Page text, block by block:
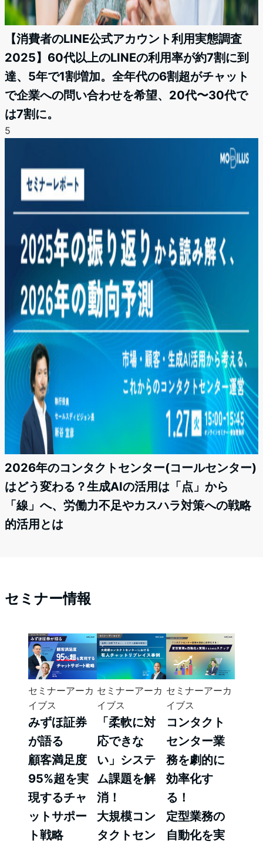
【消費者のLINE公式アカウント利用実態調査
2025】60代以上のLINEの利用率が約7割に到
達、5年で1割増加。全年代の6割超がチャット
で企業への問い合わせを希望、20代〜30代で
は7割に。
5
2026年のコンタクトセンター(コールセンター)
はどう変わる？生成AIの活用は「点」から
「線」へ、労働力不足やカスハラ対策への戦略
的活用とは
セミナー情報
セミナーアーカ
イブス
みずほ証券
が語る
顧客満足度
95%超を実
現するチャ
ットサポー
ト戦略
セミナーアーカ
イブス
「柔軟に対
応できな
い」システ
ム課題を解
消！
大規模コン
タクトセン
セミナーアーカ
イブス
コンタクト
センター業
務を劇的に
効率化す
る！
定型業務の
自動化を実